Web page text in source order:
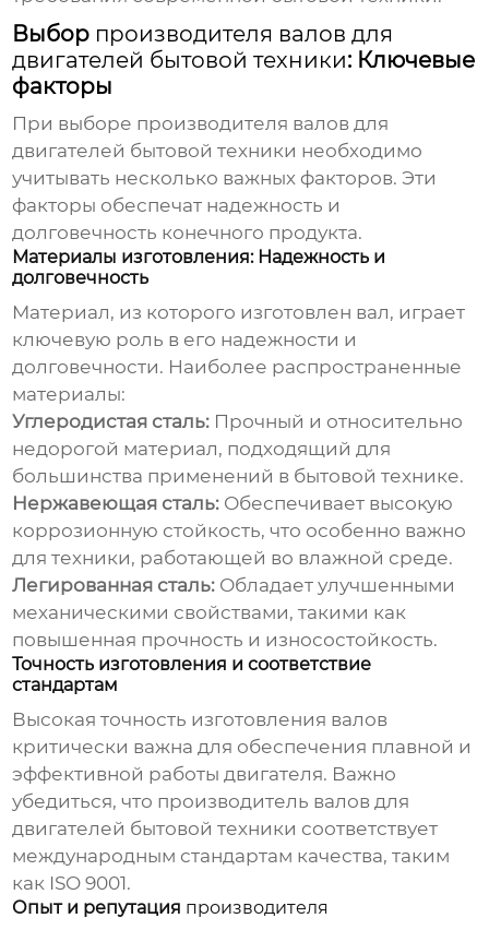
Выбор производителя валов для
двигателей бытовой техники: Ключевые
факторы
При выборе производителя валов для
двигателей бытовой техники необходимо
учитывать несколько важных факторов. Эти
факторы обеспечат надежность и
долговечность конечного продукта.
Материалы изготовления: Надежность и
долговечность
Материал, из которого изготовлен вал, играет
ключевую роль в его надежности и
долговечности. Наиболее распространенные
материалы:
Углеродистая сталь: Прочный и относительно
недорогой материал, подходящий для
большинства применений в бытовой технике.
Нержавеющая сталь: Обеспечивает высокую
коррозионную стойкость, что особенно важно
для техники, работающей во влажной среде.
Легированная сталь: Обладает улучшенными
механическими свойствами, такими как
повышенная прочность и износостойкость.
Точность изготовления и соответствие
стандартам
Высокая точность изготовления валов
критически важна для обеспечения плавной и
эффективной работы двигателя. Важно
убедиться, что производитель валов для
двигателей бытовой техники соответствует
международным стандартам качества, таким
как ISO 9001.
Опыт и репутация производителя